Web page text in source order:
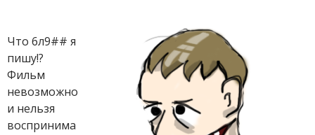
Что 6л9## я
пишу!?
Фильм
невозможно
и нельзя
воспринима